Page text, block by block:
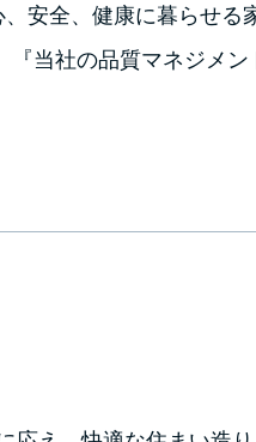
安全、健康に暮らせる
当社の品質マネジメン